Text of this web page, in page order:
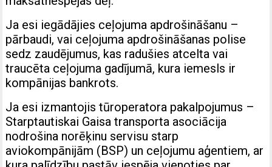
Ja esi iegādājies ceļojuma apdrošināšanu –
pārbaudi, vai ceļojuma apdrošināšanas polise
sedz zaudējumus, kas radušies atcelta vai
traucēta ceļojuma gadījumā, kura iemesls ir
kompānijas bankrots.
Ja esi izmantojis tūroperatora pakalpojumus –
Starptautiskai Gaisa transporta asociācija
nodrošina norēķinu servisu starp
aviokompānijām (BSP) un ceļojumu aģentiem, ar